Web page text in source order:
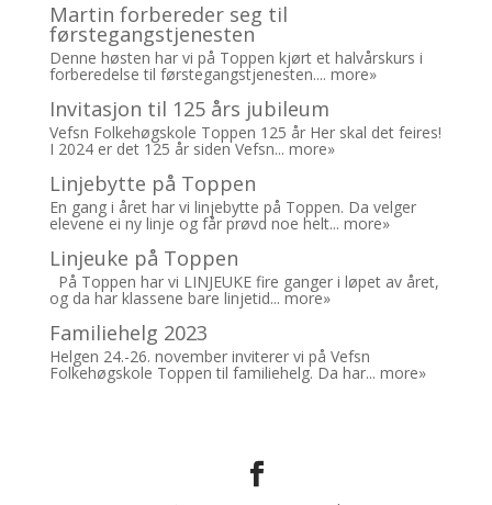
Martin forbereder seg til
førstegangstjenesten
Denne høsten har vi på Toppen kjørt et halvårskurs i
forberedelse til førstegangstjenesten.... more»
Invitasjon til 125 års jubileum
Vefsn Folkehøgskole Toppen 125 år Her skal det feires!
I 2024 er det 125 år siden Vefsn... more»
Linjebytte på Toppen
En gang i året har vi linjebytte på Toppen. Da velger
elevene ei ny linje og får prøvd noe helt... more»
Linjeuke på Toppen
På Toppen har vi LINJEUKE fire ganger i løpet av året,
og da har klassene bare linjetid... more»
Familiehelg 2023
Helgen 24.-26. november inviterer vi på Vefsn
Folkehøgskole Toppen til familiehelg. Da har... more»